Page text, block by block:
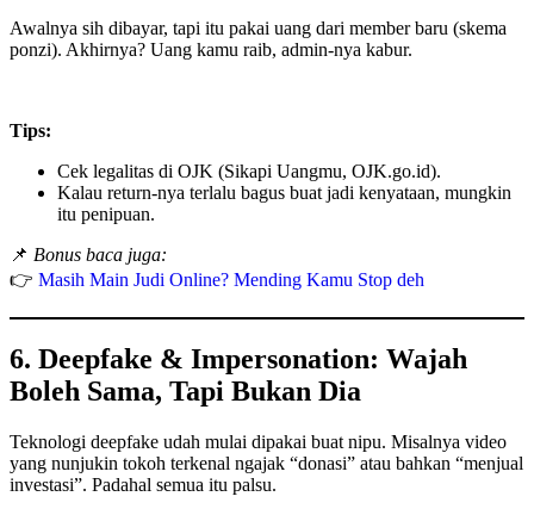
Awalnya sih dibayar, tapi itu pakai uang dari member baru (skema
ponzi). Akhirnya? Uang kamu raib, admin-nya kabur.
Tips:
Cek legalitas di OJK (Sikapi Uangmu, OJK.go.id).
Kalau return-nya terlalu bagus buat jadi kenyataan, mungkin
itu penipuan.
📌 Bonus baca juga:
👉 Masih Main Judi Online? Mending Kamu Stop deh
6. Deepfake & Impersonation: Wajah
Boleh Sama, Tapi Bukan Dia
Teknologi deepfake udah mulai dipakai buat nipu. Misalnya video
yang nunjukin tokoh terkenal ngajak “donasi” atau bahkan “menjual
investasi”. Padahal semua itu palsu.